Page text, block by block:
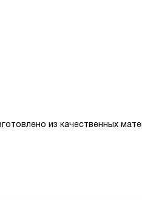
из качественных